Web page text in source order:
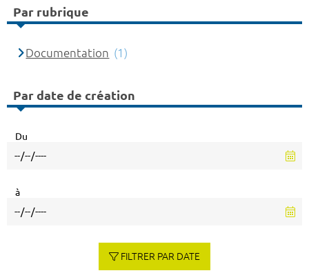
Par rubrique
Documentation (1)
Par date de création
Du
à
FILTRER PAR DATE